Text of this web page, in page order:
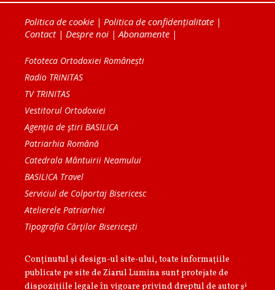
Politica de cookie | Politica de confidențialitate |
Contact| Despre noi |Abonamente |
Fototeca Ortodoxiei Românești
Radio TRINITAS
TV TRINITAS
Vestitorul Ortodoxiei
Agenţia de ştiri BASILICA
Patriarhia Română
Catedrala Mântuirii Neamului
BASILICA Travel
Serviciul de Colportaj Bisericesc
Atelierele Patriarhiei
Tipografia Cărţilor Bisericeşti
Conținutul și design-ul site-ului, toate informaţiile
publicate pe site de Ziarul Lumina sunt protejate de
dispoziţiile legale în vigoare privind dreptul de autor şi